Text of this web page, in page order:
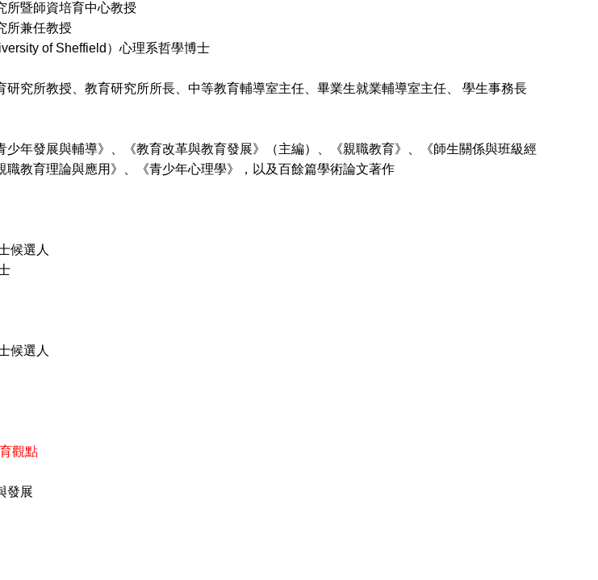
所暨師資培育中心教授
兼任教授
of Sheffield）心理系哲學博士
研究所教授、教育研究所所長、中等教育輔導室主任、畢業生就業輔導室主任、 學生事務長
少年發展與輔導》、《教育改革與教育發展》（主編）、《親職教育》、《師生關係與班級經
職教育理論與應用》、《青少年心理學》，以及百餘篇學術論文著作
候選人
候選人
觀點
展